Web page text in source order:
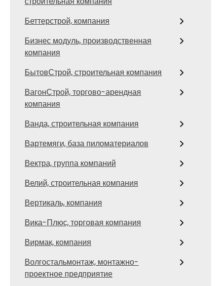
Беттерстрой, компания
Бизнес модуль, производственная
компания
БытовСтрой, строительная компания
ВагонСтрой, торгово-арендная
компания
Ванда, строительная компания
Вартемяги, база пиломатериалов
Вектра, группа компаний
Велий, строительная компания
Вертикаль, компания
Вика-Плюс, торговая компания
Вирмак, компания
Волгостальмонтаж, монтажно-
проектное предприятие